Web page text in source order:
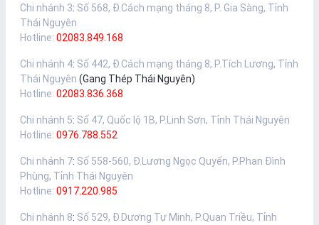
Chi nhánh 3: Số 568, Đ.Cách mạng tháng 8, P. Gia Sàng, Tỉnh
Thái Nguyên
Hotline: 02083.849.168
Chi nhánh 4: Số 442, Đ.Cách mạng tháng 8, P.Tích Lương, Tỉnh
Thái Nguyên (Gang Thép Thái Nguyên)
Hotline: 02083.836.368
Chi nhánh 5: Số 47, Quốc lộ 1B, P.Linh Sơn, Tỉnh Thái Nguyên
Hotline: 0976.788.552
Chi nhánh 7: Số 558-560, Đ.Lương Ngọc Quyến, P.Phan Đình
Phùng, Tỉnh Thái Nguyên
Hotline: 0917.220.985
Chi nhánh 8: Số 529, Đ.Dương Tự Minh, P.Quan Triều, Tỉnh